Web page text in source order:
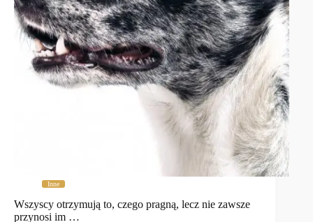
Inne
Wszyscy otrzymują to, czego pragną, lecz nie zawsze
przynosi im …